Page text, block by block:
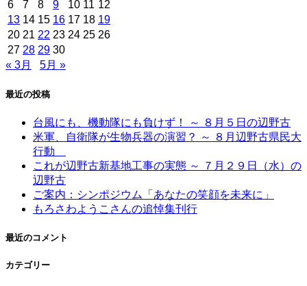
6
7 8 9 10 11 12
13 14 15 16 17 18 19
20 21 22 23 24 25 26
27 28 29 30
« 3月
5月 »
最近の投稿
台風にも、機動隊にも負けず！ ～ ８月５日の辺野古
米軍、自衛隊が生物兵器の演習？ ～ ８月辺野古県民大
行動
これが辺野古新基地工事の実態 ～ ７月２９日（水）の
辺野古
ご案内：シンポジウム「あなたの笑顔を未来に」
もろさわようこさんの追悼集刊行
最近のコメント
カテゴリー